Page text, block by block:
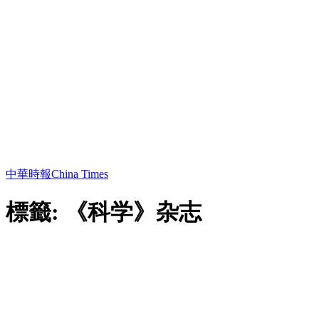
中華時報China Times
標籤: 《科学》杂志